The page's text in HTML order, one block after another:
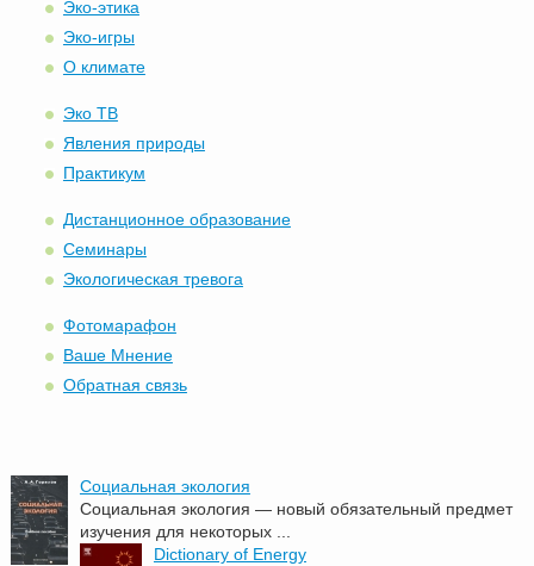
Эко-этика
Эко-игры
О климате
Эко ТВ
Явления природы
Практикум
Дистанционное образование
Семинары
Экологическая тревога
Фотомарафон
Ваше Мнение
Обратная связь
Социальная экология
Социальная экология — новый обязательный предмет
изучения для некоторых ...
Dictionary of Energy